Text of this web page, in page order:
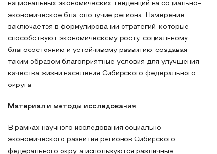
национальных экономических тенденций на социально-
экономическое благополучие региона. Намерение
заключается в формулировании стратегий, которые
способствуют экономическому росту, социальному
благосостоянию и устойчивому развитию, создавая
таким образом благоприятные условия для улучшения
качества жизни населения Сибирского федерального
округа
Материал и методы исследования
В рамках научного исследования социально-
экономического развития регионов Сибирского
федерального округа используются различные